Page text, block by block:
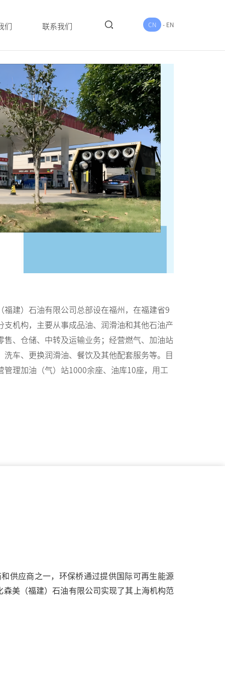
CN - EN
们 联系我们
福建）石油有限公司总部设在福州，在福建省9
支机构，主要从事成品油、润滑油和其他石油产
售、仓储、中转及运输业务；经营燃气、加油站
洗车、更换润滑油、餐饮及其他配套服务等。目
管理加油（气）站1000余座、油库10座，用工
供应商之一，环保桥通过提供国际可再生能源
森美（福建）石油有限公司 实现了其上海机构范